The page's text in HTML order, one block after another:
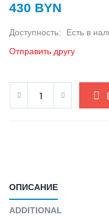
430 BYN
Доступность:
Есть в
Отправить другу
ОПИСАНИЕ
ADDITIONAL